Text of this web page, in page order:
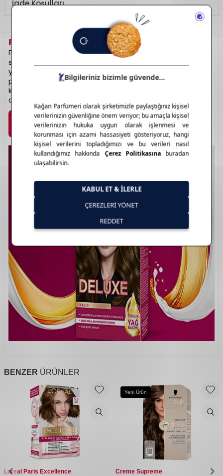
İade Koşulları
PALETTE HAKKINDA
Palette, saç boyasında zengin renk seçenekleri ve kalıcı
sonuçlarıyla her zevke hitap eder. Beyaz kapama gücü
yüksek, canlı ve parlak renkler sunan serileriyle evde
profesyonel sonuç sağlar. Doğal tonlardan cesur renklere
kadar geniş bir renk yelpazesi sunar. Saçta değişiklik
arayanlar için güvenli bir tercihtir.
Marka Detayı
BENZER ÜRÜNLER
Loreal Paris Excellence
Yeni Ürün
Creme Supreme